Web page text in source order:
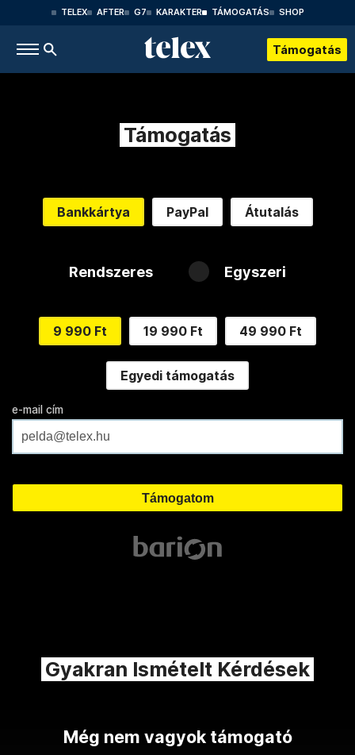
TELEX AFTER G7 KARAKTER TÁMOGATÁS SHOP
Támogatás
Támogatás
Bankkártya PayPal Átutalás
Rendszeres Egyszeri
9 990 Ft 19 990 Ft 49 990 Ft
Egyedi támogatás
e-mail cím
Gyakran Ismételt Kérdések
Még nem vagyok támogató